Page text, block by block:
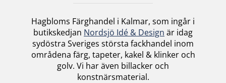
Hagbloms Färghandel i Kalmar, som ingår i
butikskedjan Nordsjö Idé & Design är idag
sydöstra Sveriges största fackhandel inom
områdena färg, tapeter, kakel & klinker och
golv. Vi har även billacker och
konstnärsmaterial.